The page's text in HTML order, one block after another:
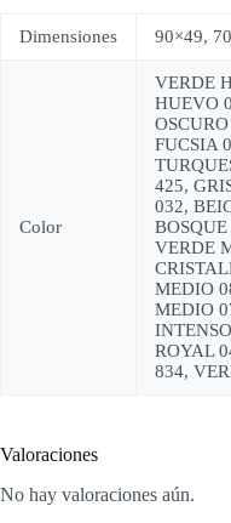
Dimensiones 90×49,
Color
VERDE
HUEVO
FUCSIA
425,
032,
VERDE
MEDIO
MEDIO
ROYAL
834,
Valoraciones
No hay valoraciones aún.